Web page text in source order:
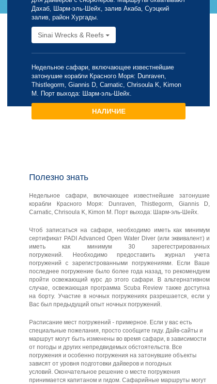
Дахаб, Шарм-эль-Шейх, залив Акаба, Суэцкий
залив, район Хургады.
Sinai Wrecks & Reefs
Недельное сафари, включающее известнейшие
затонушие корабли Красного Моря: Dunraven,
Thistlegorm, Giannis D, Carnatic, Chrisoula K, Kimon
M. Порт выхода: Шарм-эль-Шейх.
НАЛИЧИЕ
Полезно знать
Недельное сафари, включающее известнейшие затонушие
корабли Красного Моря: Dunraven, Thistlegorm, Giannis D,
Carnatic, Chrisoula K, Kimon M. Порт выхода: Шарм-эль-Шейх.
Чтоб записаться на сафари, необходимо иметь как минимум
сертификат PADI Advanced Open Water Diver (или эквивалент) и
иметь как минимум 30 зарегестрированных
погружений.
Необходимо предоставить журнал учета
погружений с зарегистрованными погружениями.
Если Ваше
последнее погружение было более года назад, то рекомендуем
пройти освежающий курс до этого сафари. В альтернативном
случае, освежающая программа Scuba Review также доступна
на борту. Участие в ночных погружениях разрешается, если у
Вас был предыдущий опыт ночных погружений.
Расписание мест погружений - примерное. Если у вас есть
специальные пожелания, просто сообщите гиду. Дайв-сайты и
маршрут могут быть изменены во время сафари, в зависимости
от погоды и других непредвидемых обстоятельств. Все
погружения и особенно погружения на затонувшие объекты
зависят от уровня подготовки дайверов и погодных
условий. Окончательное решение о месте погружения
принимается капитаном и гидом. Сафарийные маршруты могут